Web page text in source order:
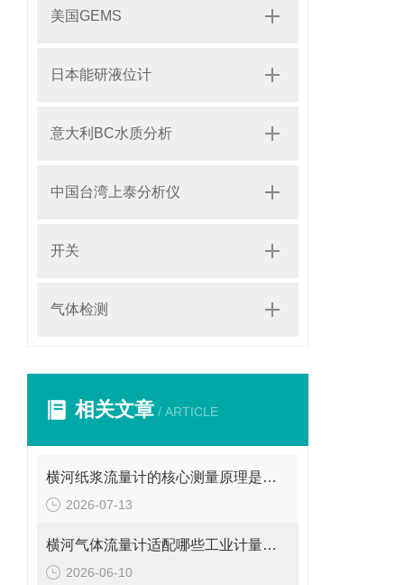
美国GEMS
日本能研液位计
意大利BC水质分析
中国台湾上泰分析仪
开关
气体检测
相关文章 / ARTICLE
横河纸浆流量计的核心测量原理是什么？
2026-07-13
横河气体流量计适配哪些工业计量场景？
2026-06-10